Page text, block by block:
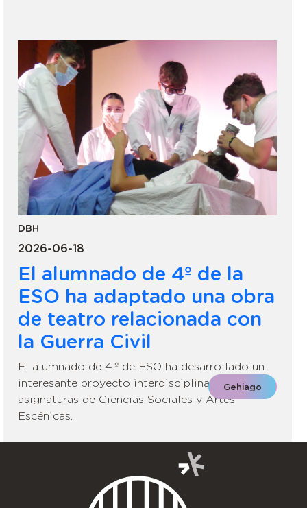
DBH
2026-06-18
El alumnado de 4º de la
ESO ha adaptado una obra
de teatro relacionada con
la Guerra Civil
El alumnado de 4.º de ESO ha desarrollado un
interesante proyecto interdisciplinar entre las
asignaturas de Ciencias Sociales y Artes
Escénicas.
Gehiago